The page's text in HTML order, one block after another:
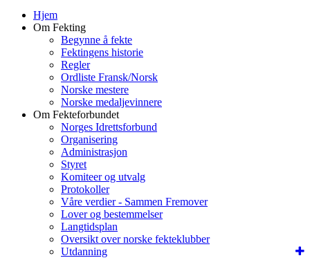
Hjem
Om Fekting
Begynne å fekte
Fektingens historie
Regler
Ordliste Fransk/Norsk
Norske mestere
Norske medaljevinnere
Om Fekteforbundet
Norges Idrettsforbund
Organisering
Administrasjon
Styret
Komiteer og utvalg
Protokoller
Våre verdier - Sammen Fremover
Lover og bestemmelser
Langtidsplan
Oversikt over norske fekteklubber
Utdanning